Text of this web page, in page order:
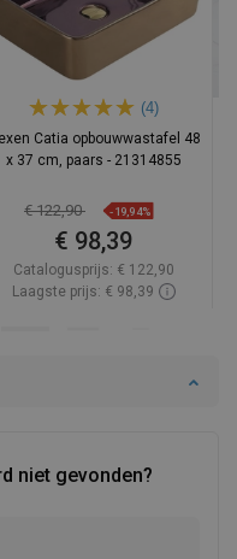
niet gevonden?
(4)
Catia opbouwwastafel 48
x 37 cm, paars - 21314855
€ 122,90 -19,94%
€ 98,39
Catalogusprijs: € 122,90
Laagste prijs: € 98,39